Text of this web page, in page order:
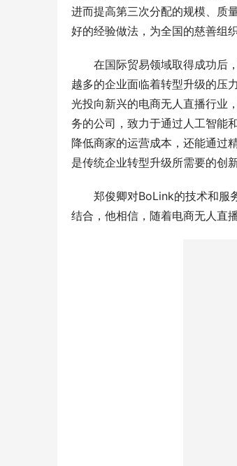
进而提高第三次分配的规模、质
好的经验做法，为全国的慈善组
在国际贸易领域取得成功后
越多的企业面临着转型升级的压
光投向新兴的电商无人直播行业
务的公司，致力于通过人工智能
降低商家的运营成本，还能通过
是传统企业转型升级所需要的创
郑俊卿对BoLink的技术和服
结合，他相信，随着电商无人直